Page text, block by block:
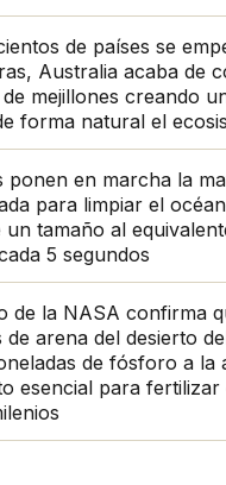
de países se
Australia acaba de
mejillones creando
forma natural el
ponen en marcha la
para limpiar el
un tamaño al
5 segundos
de la NASA confirma
de arena del desierto
de fósforo a la
esencial para fertilizar